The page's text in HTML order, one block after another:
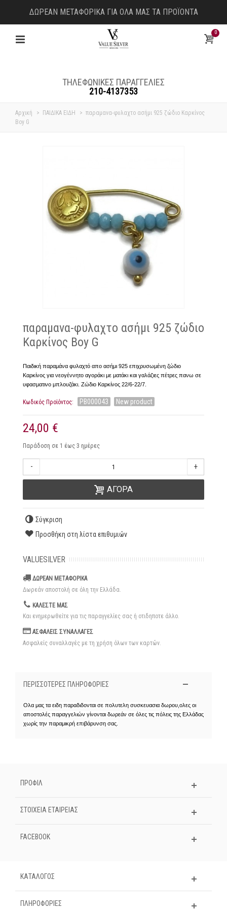
ΔΩΡΕΑΝ ΜΕΤΑΦΟΡΙΚΑ ΓΙΑ ΟΛΑ ΜΑΣ ΤΑ ΠΡΟΪΟΝΤΑ
0
ΤΗΛΕΦΩΝΙΚΕΣ ΠΑΡΑΓΓΕΛΙΕΣ
210-4137353
Αρχική > ΠΑΙΔΙΚΑ ΕΙΔΗ > παραμανα-φυλαχτο ασήμι 925 ζώδιο Καρκίνος
Boy G
παραμανα-φυλαχτο ασήμι 925 ζώδιο
Καρκίνος Boy G
Παιδική παραμάνα φυλαχτό απο ασήμι 925 επιχρυσωμένη ζώδιο
Καρκίνος για νεογέννητο αγοράκι με ματάκι και γαλάζιες πέτρες πανω σε
υφασματινο μπλουζάκι. Ζώδιο Καρκίνος 22/6-22/7.
Κωδικός Προϊόντος: PB000043 New product
24,00 €
Παράδοση σε 1 έως 3 ημέρες
- +
ΑΓΟΡΑ
Σύγκριση
Προσθήκη στη λίστα επιθυμιών
VALUESILVER
ΔΩΡΕΑΝ ΜΕΤΑΦΟΡΙΚΑ
Δωρεάν αποστολή σε όλη την Ελλάδα.
ΚΑΛΕΣΤΕ ΜΑΣ
Και ενημερωθείτε για τις παραγγελίες σας ή οτιδηποτε άλλο.
ΑΣΦΑΛΕΙΣ ΣΥΝΑΛΛΑΓΕΣ
Ασφαλείς συναλλαγές με τη χρήση όλων των καρτών.
ΠΕΡΙΣΣΌΤΕΡΕΣ ΠΛΗΡΟΦΟΡΊΕΣ
Ολα μας τα ειδη παραδιδονται σε πολυτελη συσκευασια δωρου,ολες οι
αποστολές παραγγελιών γίνονται δωρεάν σε όλες τις πόλεις της Ελλάδας
χωρίς την παραμικρή επιβάρυνση σας.
ΠΡΟΦΙΛ
ΣΤΟΙΧΕΊΑ ΕΤΑΙΡΕΊΑΣ
FACEBOOK
ΚΑΤΑΛΟΓΟΣ
ΠΛΗΡΟΦΟΡΊΕΣ